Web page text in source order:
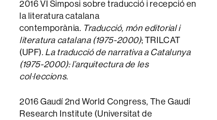
2016 VI Simposi sobre traducció i recepció en
la literatura catalana
contemporània. Traducció, món editorial i
literatura catalana (1975-2000); TRILCAT
(UPF). La traducció de narrativa a Catalunya
(1975-2000): l’arquitectura de les
col·leccions.
2016 Gaudí 2nd World Congress, The Gaudí
Research Institute (Universitat de